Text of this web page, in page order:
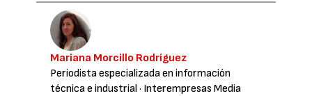
Mariana Morcillo Rodríguez
Periodista especializada en información
técnica e industrial· Interempresas Media